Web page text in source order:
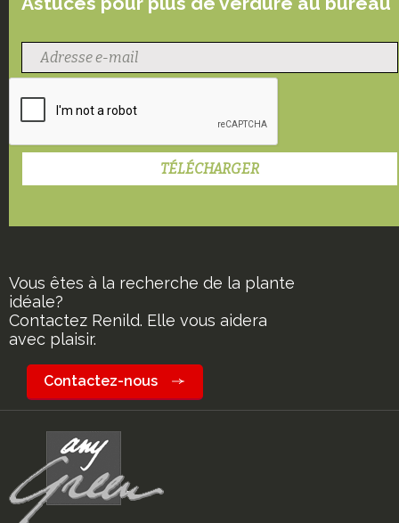
Vous êtes à la recherche de la plante
idéale?
Contactez Renild. Elle vous aidera
avec plaisir.
Contactez-nous